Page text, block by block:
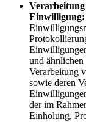
Einwilligung:
und ähnlichen
Verarbeitung
sowie deren
der im
Einholung,